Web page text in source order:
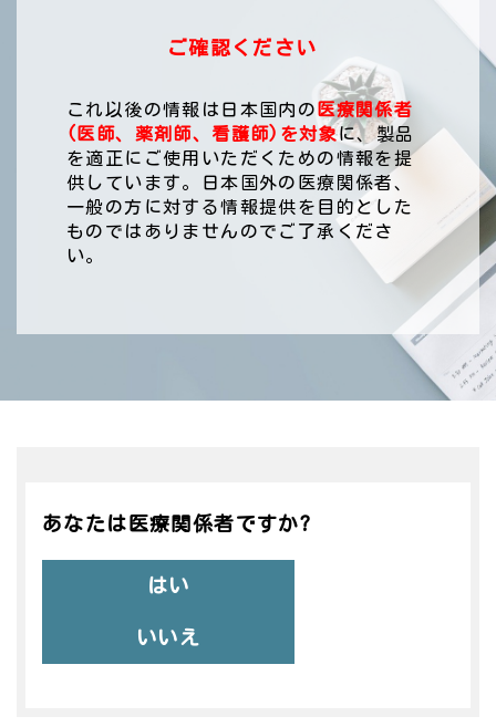
ご確認ください
これ以後の情報は日本国内の 医療関係者
(医師、薬剤師、看護師)を対象に、製品
を適正にご使用いただくための情報を提
供しています。
日本国外の医療関係者、
一般の方に対する情報提供を目的とした
ものではありませんのでご了承くださ
い。
あなたは医療関係者ですか?
はい
いいえ